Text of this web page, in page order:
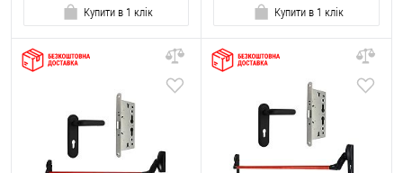
Купити в 1 клік Купити в 1 клік